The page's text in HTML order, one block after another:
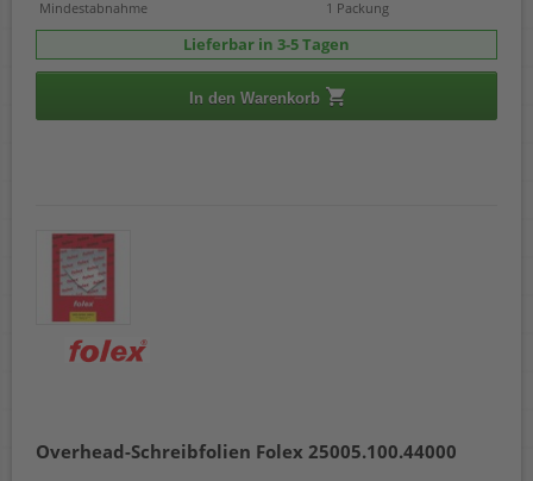
Mindestabnahme 1 Packung
Lieferbar in 3-5 Tagen
In den Warenkorb
Overhead-Schreibfolien Folex 25005.100.44000